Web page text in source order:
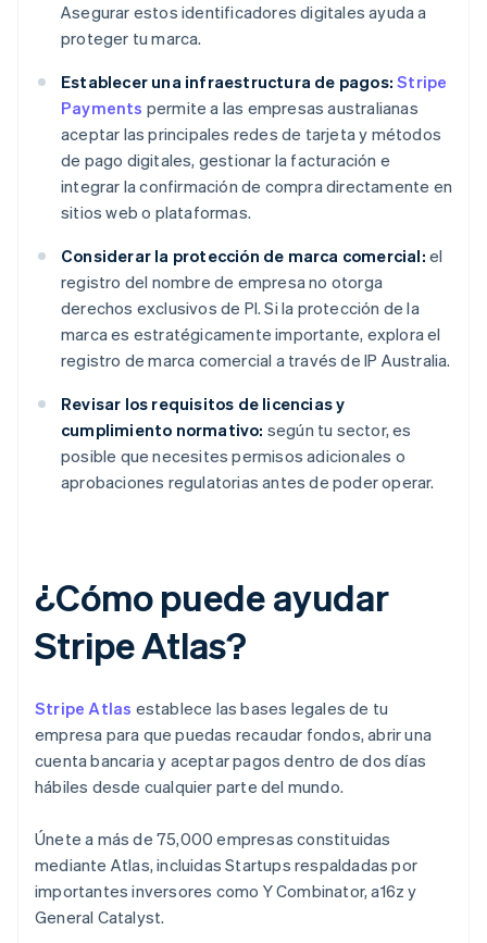
Asegurar estos identificadores digitales ayuda a
proteger tu marca.
Establecer una infraestructura de pagos: Stripe
Payments permite a las empresas australianas
aceptar las principales redes de tarjeta y métodos
de pago digitales, gestionar la facturación e
integrar la confirmación de compra directamente en
sitios web o plataformas.
Considerar la protección de marca comercial: el
registro del nombre de empresa no otorga
derechos exclusivos de PI. Si la protección de la
marca es estratégicamente importante, explora el
registro de marca comercial a través de IP Australia.
Revisar los requisitos de licencias y
cumplimiento normativo: según tu sector, es
posible que necesites permisos adicionales o
aprobaciones regulatorias antes de poder operar.
¿Cómo puede ayudar
Stripe Atlas?
Stripe Atlas establece las bases legales de tu
empresa para que puedas recaudar fondos, abrir una
cuenta bancaria y aceptar pagos dentro de dos días
hábiles desde cualquier parte del mundo.
Únete a más de 75,000 empresas constituidas
mediante Atlas, incluidas Startups respaldadas por
importantes inversores como Y Combinator, a16z y
General Catalyst.